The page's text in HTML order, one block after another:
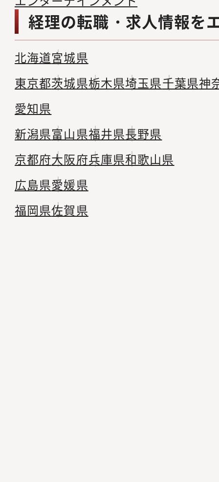
経理の転職・求人情報を
北海道宮城県
東京都茨城県栃木県埼玉県千葉県神
愛知県
新潟県富山県福井県長野県
京都府大阪府兵庫県和歌山県
広島県愛媛県
福岡県佐賀県